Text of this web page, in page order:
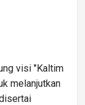
visi "Kaltim
melanjutkan